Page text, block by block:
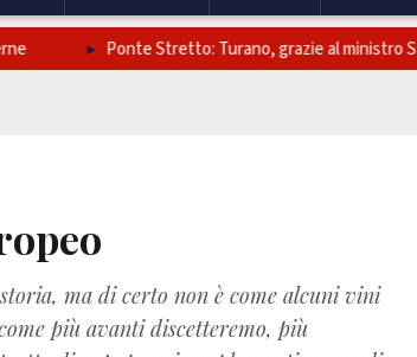
Ponte Stretto: Turano, grazie al ministro Salvini
ma di certo non è come alcuni vini
più avanti discetteremo, più